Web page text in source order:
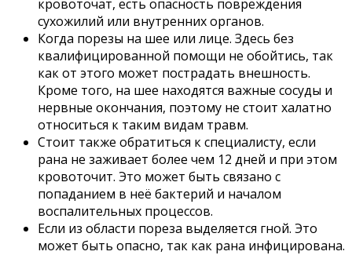
кровоточат, есть опасность повреждения
сухожилий или внутренних органов.
Когда порезы на шее или лице. Здесь без
квалифицированной помощи не обойтись, так
как от этого может пострадать внешность.
Кроме того, на шее находятся важные сосуды и
нервные окончания, поэтому не стоит халатно
относиться к таким видам травм.
Стоит также обратиться к специалисту, если
рана не заживает более чем 12 дней и при этом
кровоточит. Это может быть связано с
попаданием в неё бактерий и началом
воспалительных процессов.
Если из области пореза выделяется гной. Это
может быть опасно, так как рана инфицирована.